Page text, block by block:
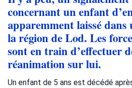
concernant un enfant
apparemment laissé dans
la région de Lod. Les
sont en train d’effectuer
réanimation sur lui.
Un enfant de 5 ans est décédé